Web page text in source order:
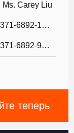
Ms. Carey Liu
86-0371-6892-1527
86-0371-6892-9024
теперь